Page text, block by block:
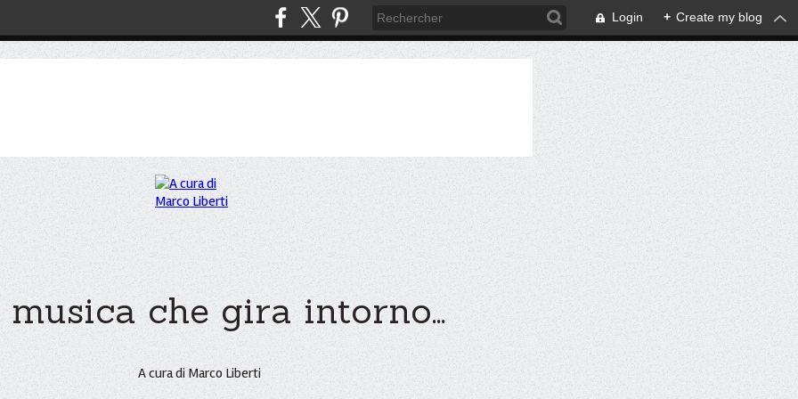
Login + Create my blog
che gira intorno...
A cura di Marco Liberti